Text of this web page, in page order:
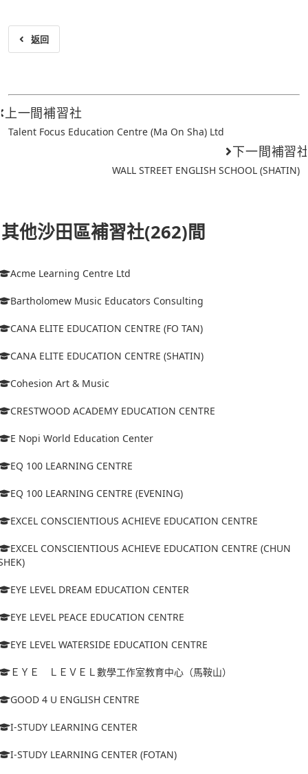
返回
上一間補習社
Talent Focus Education Centre (Ma On Sha) Ltd
下一間補習
WALL STREET ENGLISH SCHOOL (SHATIN)
其他沙田區補習社(262)間
Acme Learning Centre Ltd
Bartholomew Music Educators Consulting
CANA ELITE EDUCATION CENTRE (FO TAN)
CANA ELITE EDUCATION CENTRE (SHATIN)
Cohesion Art & Music
CRESTWOOD ACADEMY EDUCATION CENTRE
E Nopi World Education Center
EQ 100 LEARNING CENTRE
EQ 100 LEARNING CENTRE (EVENING)
EXCEL CONSCIENTIOUS ACHIEVE EDUCATION CENTRE
EXCEL CONSCIENTIOUS ACHIEVE EDUCATION CENTRE (CHUN
EYE LEVEL DREAM EDUCATION CENTER
EYE LEVEL PEACE EDUCATION CENTRE
EYE LEVEL WATERSIDE EDUCATION CENTRE
ＥＹＥ ＬＥＶＥＬ數學工作室教育中心（馬鞍山）
GOOD 4 U ENGLISH CENTRE
I-STUDY LEARNING CENTER
I-STUDY LEARNING CENTER (FOTAN)